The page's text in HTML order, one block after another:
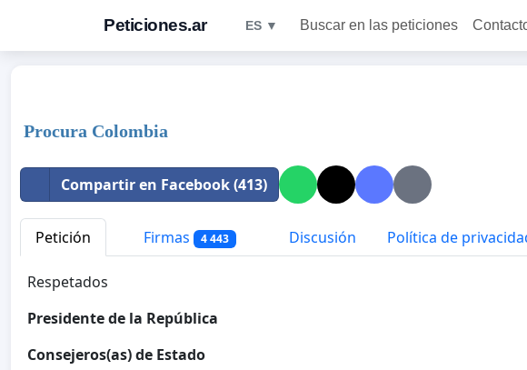
Peticiones.ar ES ▼ Buscar en las peticiones
Procura Colombia
Compartir en Facebook (413)
Petición Firmas 4 443 Discusión Política de
Respetados
Presidente de la República
Consejeros(as) de Estado